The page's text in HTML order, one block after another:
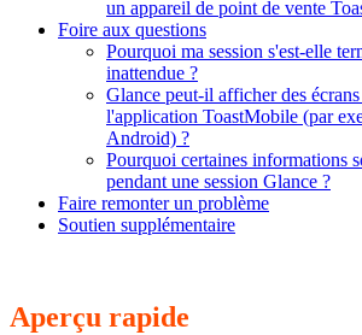
un appareil de point de vente
Foire aux questions
Pourquoi ma session s'est-elle
inattendue ?
Glance peut-il afficher des
l'application ToastMobile (par
Android) ?
Pourquoi certaines informations
pendant une session Glance ?
Faire remonter un problème
Soutien supplémentaire
Aperçu rapide